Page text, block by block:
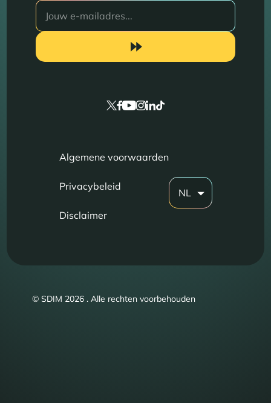
Algemene voorwaarden
Privacybeleid
Disclaimer
NL
© SDIM 2026 . Alle rechten voorbehouden